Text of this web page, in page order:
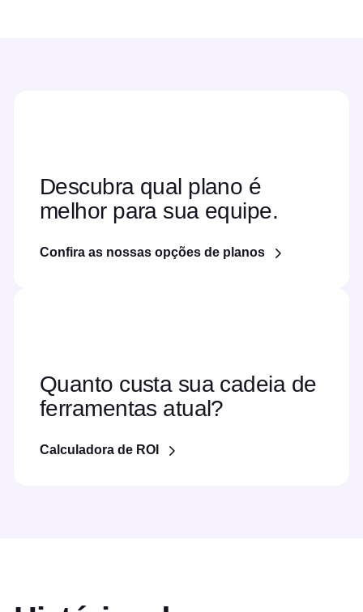
Descubra qual plano é
melhor para sua equipe.
Confira as nossas opções de planos
Quanto custa sua cadeia de
ferramentas atual?
Calculadora de ROI